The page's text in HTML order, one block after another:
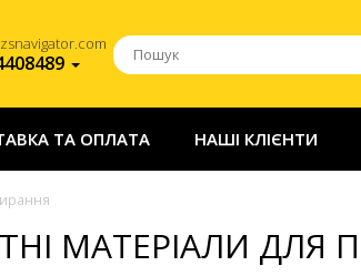
ТА ОПЛАТА НАШІ КЛІЄНТИ
МАТЕРІАЛИ ДЛЯ